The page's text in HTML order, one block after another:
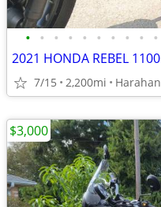
• • • • • • • • • •
7/15 2,200mi Harahan
$3,000